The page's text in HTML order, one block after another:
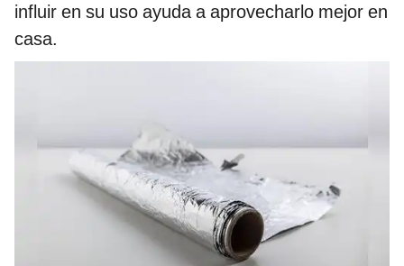
influir en su uso ayuda a aprovecharlo mejor en
casa.